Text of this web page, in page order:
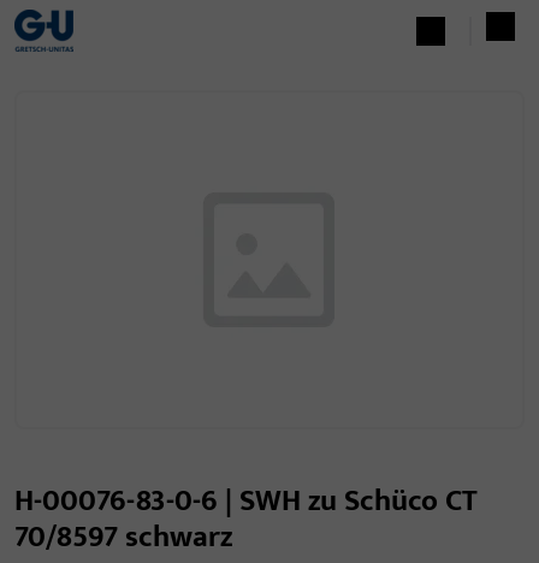
H-00076-83-0-6 | SWH zu Schüco CT
70/8597 schwarz